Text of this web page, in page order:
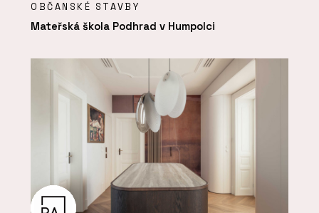
OBČANSKÉ STAVBY
Mateřská škola Podhrad v Humpolci